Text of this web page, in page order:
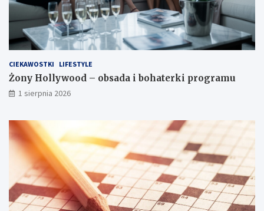
CIEKAWOSTKI LIFESTYLE
Żony Hollywood – obsada i bohaterki programu
1 sierpnia 2026